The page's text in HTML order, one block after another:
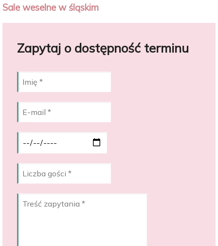
Sale weselne w śląskim
Zapytaj o dostępność terminu